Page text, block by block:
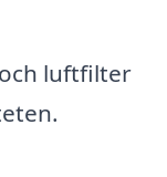
luftfilter